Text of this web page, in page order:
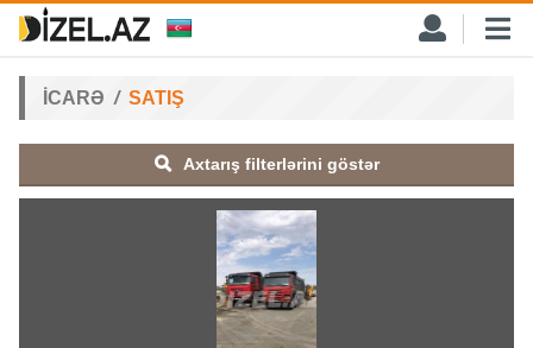
İCARƏ SATIŞ
Axtarış filterlərini göstər